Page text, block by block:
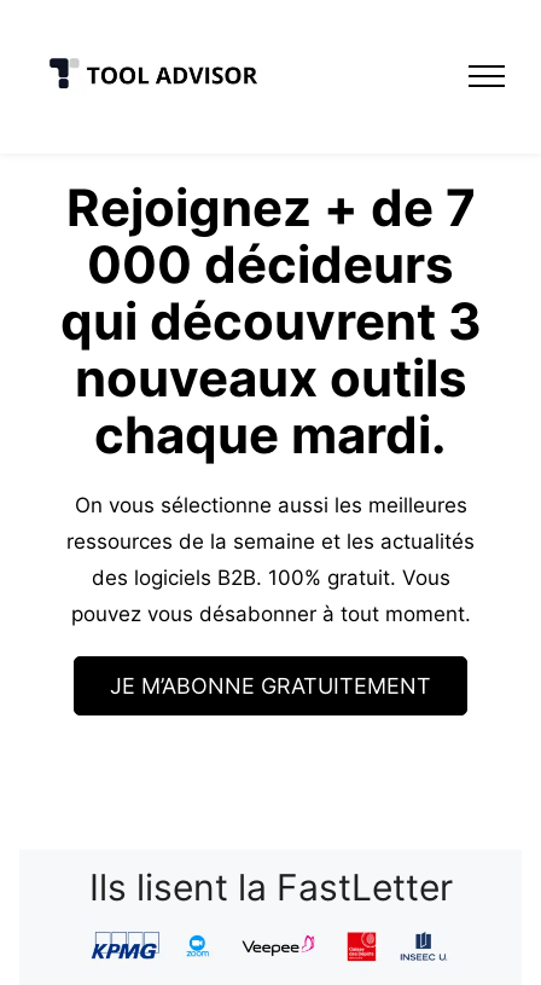
content
Rejoignez + de 7
000 décideurs
qui découvrent 3
nouveaux outils
chaque mardi.
On vous sélectionne aussi les meilleures
ressources de la semaine et les actualités
des logiciels B2B. 100% gratuit. Vous
pouvez vous désabonner à tout moment.
JE M’ABONNE GRATUITEMENT
Ils lisent la FastLetter